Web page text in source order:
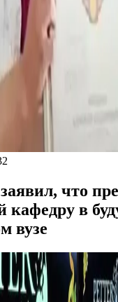
что
кафедру в
вузе